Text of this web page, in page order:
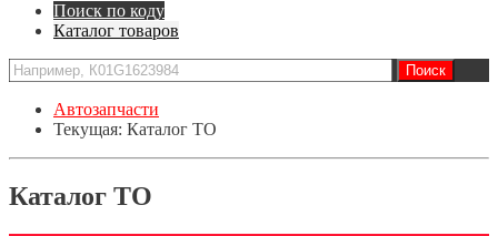
Поиск по коду
Каталог товаров
Автозапчасти
Текущая: Каталог ТО
Каталог ТО